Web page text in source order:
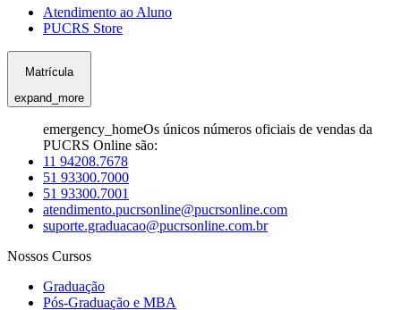
Atendimento ao Aluno
PUCRS Store
Matrícula
expand_more
emergency_homeOs únicos números oficiais de vendas da
PUCRS Online são:
11 94208.7678
51 93300.7000
51 93300.7001
atendimento.pucrsonline@pucrsonline.com
suporte.graduacao@pucrsonline.com.br
Nossos Cursos
Graduação
Pós-Graduação e MBA